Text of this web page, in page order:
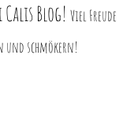
lis Blog! Viel Freude
und schmökern!